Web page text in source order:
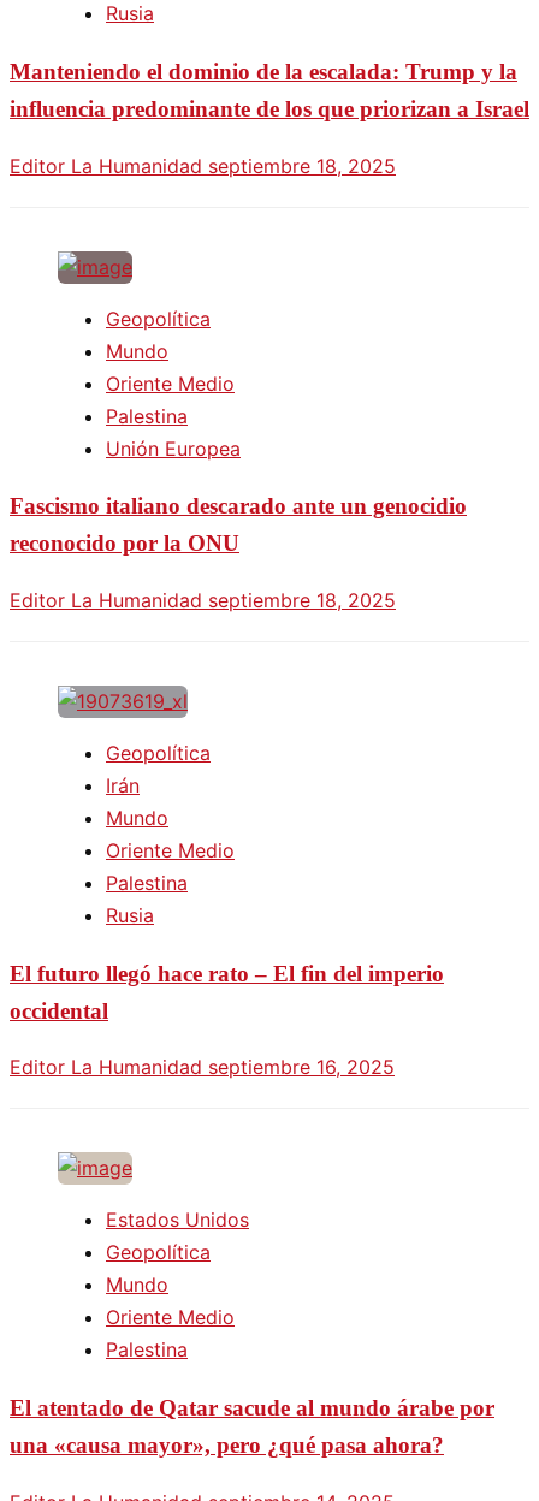
Rusia
Manteniendo el dominio de la escalada: Trump y la
influencia predominante de los que priorizan a Israel
Editor La Humanidad septiembre 18, 2025
Geopolítica
Mundo
Oriente Medio
Palestina
Unión Europea
Fascismo italiano descarado ante un genocidio
reconocido por la ONU
Editor La Humanidad septiembre 18, 2025
Geopolítica
Irán
Mundo
Oriente Medio
Palestina
Rusia
El futuro llegó hace rato – El fin del imperio
occidental
Editor La Humanidad septiembre 16, 2025
Estados Unidos
Geopolítica
Mundo
Oriente Medio
Palestina
El atentado de Qatar sacude al mundo árabe por
una «causa mayor», pero ¿qué pasa ahora?